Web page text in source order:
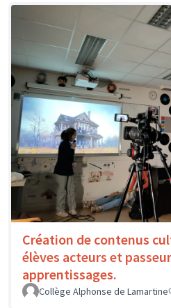
Création de contenus
élèves acteurs et
apprentissages.
Collège Alphonse de Lamartine